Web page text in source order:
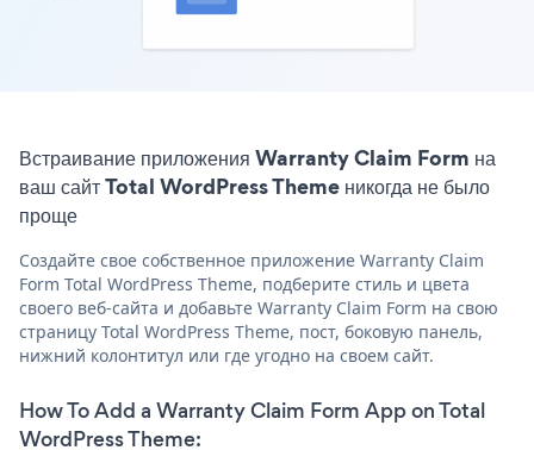
Встраивание приложения Warranty Claim Form на
ваш сайт Total WordPress Theme никогда не было
проще
Создайте свое собственное приложение Warranty Claim
Form Total WordPress Theme, подберите стиль и цвета
своего веб-сайта и добавьте Warranty Claim Form на свою
страницу Total WordPress Theme, пост, боковую панель,
нижний колонтитул или где угодно на своем сайт.
How To Add a Warranty Claim Form App on Total
WordPress Theme: